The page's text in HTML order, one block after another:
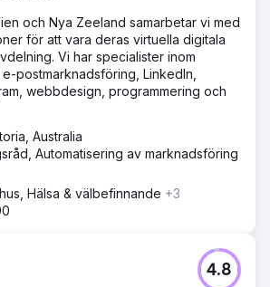
och Nya Zeeland samarbetar vi med
för att vara deras virtuella digitala
Vi har specialister inom
postmarknadsföring, LinkedIn,
webbdesign, programmering och
Australia
Automatisering av marknadsföring
Hälsa & välbefinnande +3
4.8